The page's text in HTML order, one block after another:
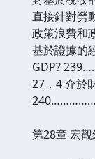
直接針對
政策浪費
基於證據的
GDP?
27．4 介於
第28章 宏